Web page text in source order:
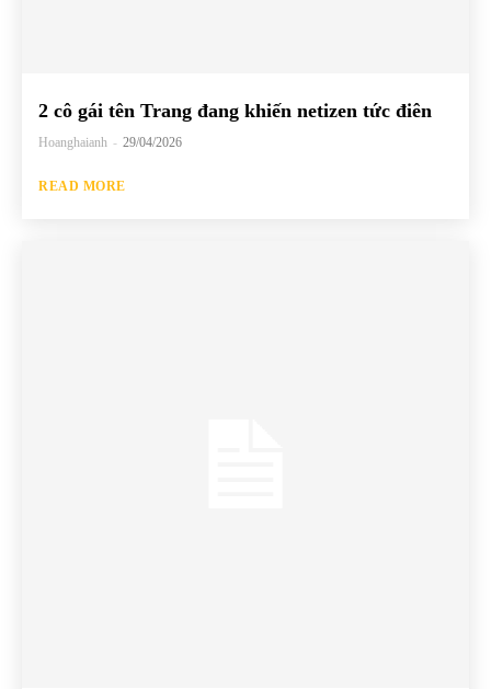
2 cô gái tên Trang đang khiến netizen tức điên
Hoanghaianh - 29/04/2026
READ MORE